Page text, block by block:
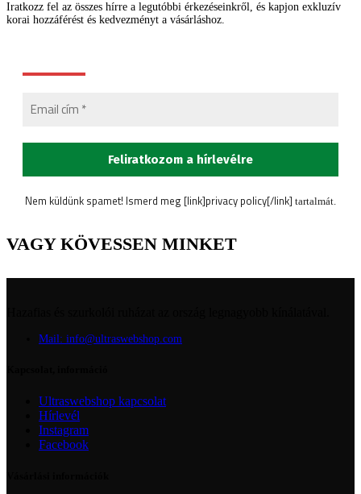
Iratkozz fel az összes hírre a legutóbbi érkezéseinkről, és kapjon exkluzív
korai hozzáférést és kedvezményt a vásárláshoz.
Nem küldünk spamet! Ismerd meg [link]privacy policy[/link] tartalmát.
VAGY KÖVESSEN MINKET
Mail: info@ultraswebshop.com
Ultraswebshop kapcsolat
Hírlevél
Instagram
Facebook